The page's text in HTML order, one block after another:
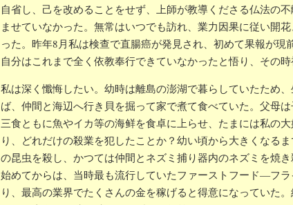
自省し、己を改めることをせず、上師が教導くださる仏法の
ませていなかった。無常はいつでも訪れ、業力因果に従い開
った。昨年8月私は検查で直腸癌が発見され、初めて果報が現
自分はこれまで全く依教奉行できていなかったと悟り、その時
私は深く懺悔したい。幼時は離島の澎湖で暮らしていたため
ば、仲間と海辺へ行き貝を掘って家で煮て食べていた。父母
三食ともに魚やイカ等の海鲜を食卓に上らせ、たまには私の
り、どれだけの殺業を犯したことか？幼い頃から大きくなる
の昆虫を殺し、かつては仲間とネズミ捕り器内のネズミを焼
始めてからは、当時最も流行していたファーストフード—フ
り、最高の業界でたくさんの金を稼げると得意になっていた